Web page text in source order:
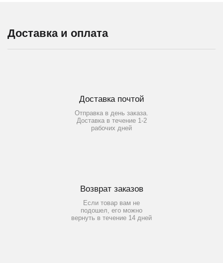
Доставка и оплата
Доставка почтой
Отправка в день заказа.
Доставка в течение 1-2
рабочих дней
Возврат заказов
Если товар вам не
подошел, его можно
вернуть в течение 14 дней